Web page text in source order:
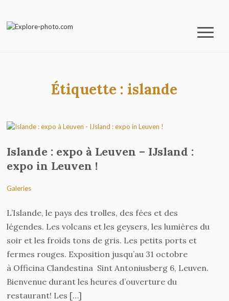
Étiquette : islande
Islande : expo à Leuven – IJsland :
expo in Leuven !
Galeries
L’Islande, le pays des trolles, des fées et des
légendes. Les volcans et les geysers, les lumières du
soir et les froids tons de gris. Les petits ports et
fermes rouges. Exposition jusqu’au 31 octobre
à Officina Clandestina Sint Antoniusberg 6, Leuven.
Bienvenue durant les heures d’ouverture du
restaurant! Les […]